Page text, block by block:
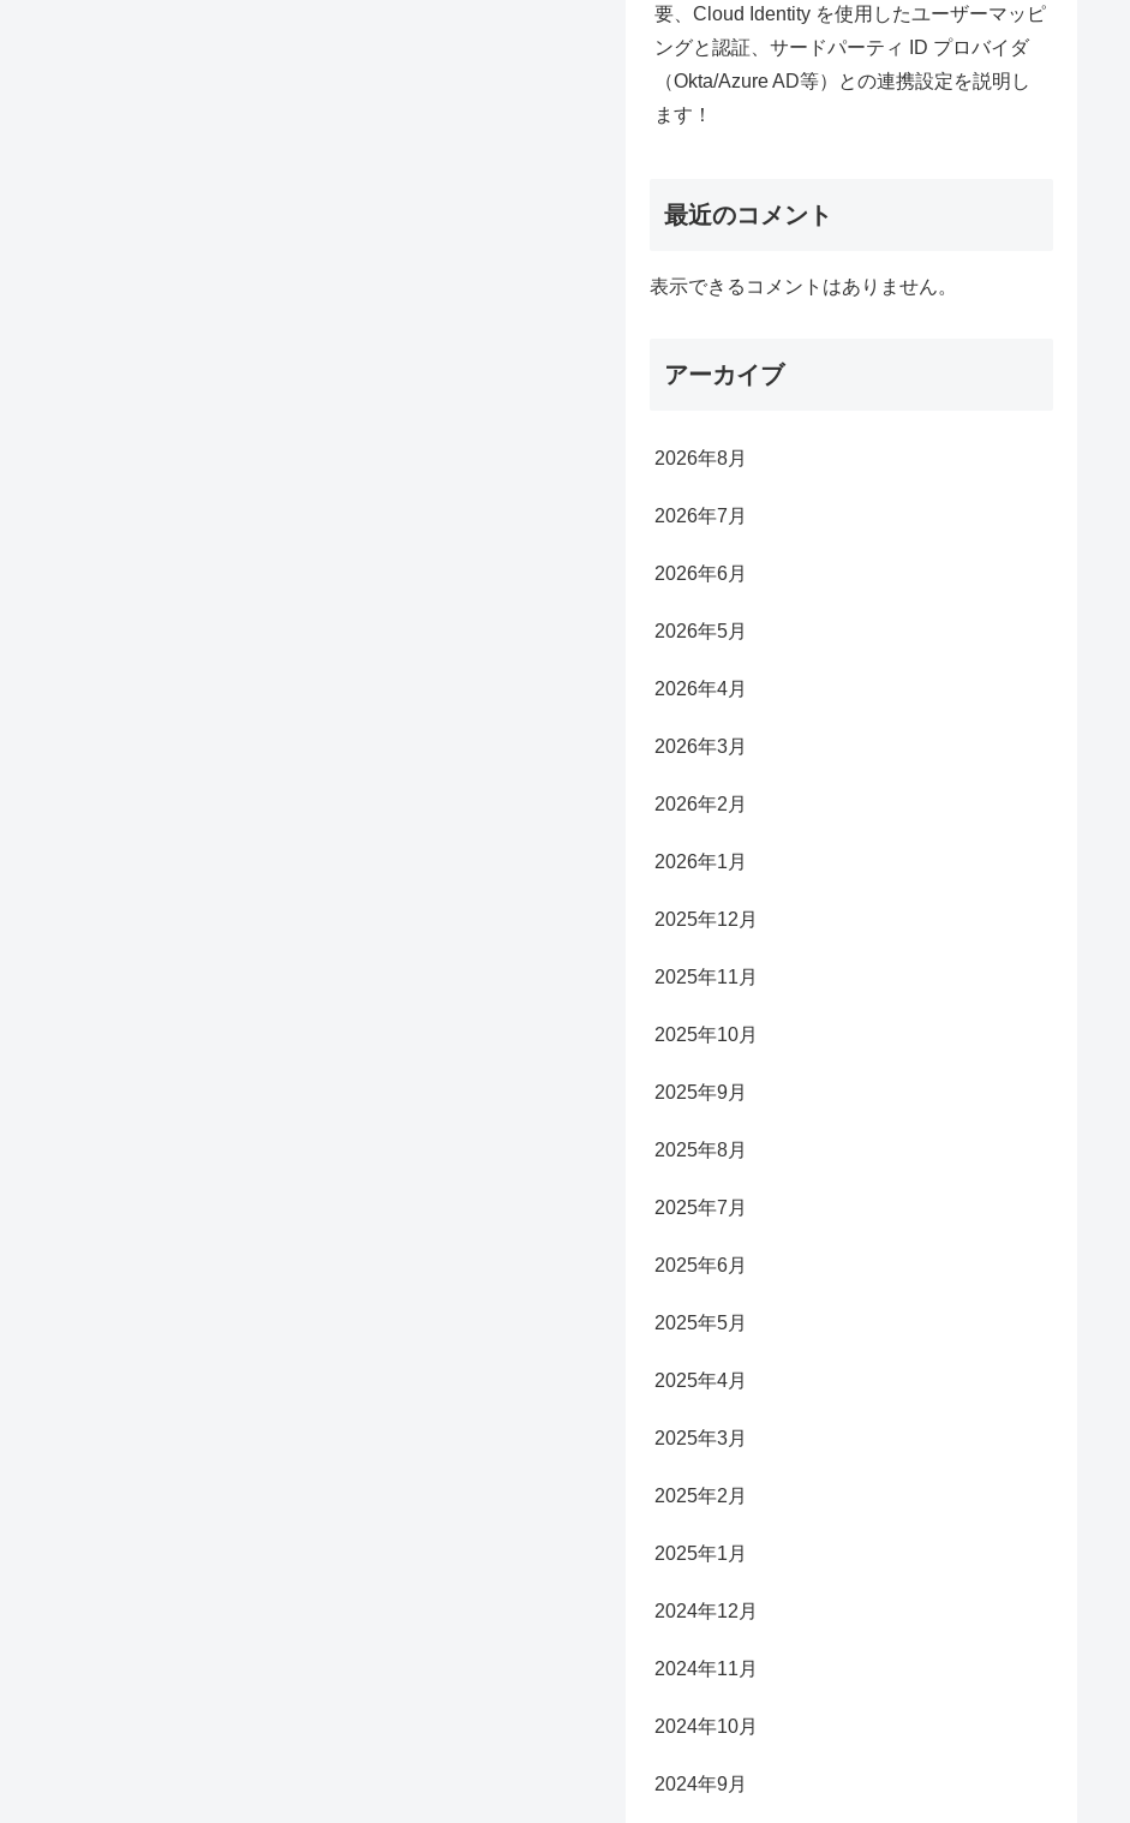
要、Cloud Identity を使用したユーザーマッピ
ングと認証、サードパーティ ID プロバイダ
（Okta/Azure AD等）との連携設定を説明し
ます！
最近のコメント
表示できるコメントはありません。
アーカイブ
2026年8月
2026年7月
2026年6月
2026年5月
2026年4月
2026年3月
2026年2月
2026年1月
2025年12月
2025年11月
2025年10月
2025年9月
2025年8月
2025年7月
2025年6月
2025年5月
2025年4月
2025年3月
2025年2月
2025年1月
2024年12月
2024年11月
2024年10月
2024年9月